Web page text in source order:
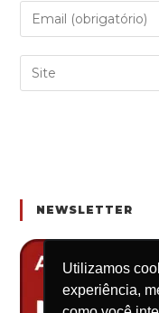
Utilizamos
experiência,
username
to
comment
Enter
address
to
Enter
NEWSLETTER